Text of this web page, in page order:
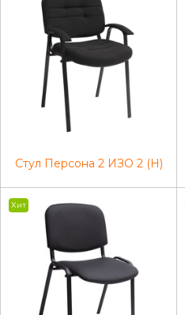
Стул Персона 2 ИЗО 2 (Н)
Хит